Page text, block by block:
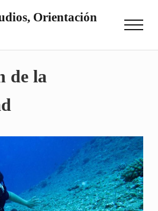
Orientación
Menu
de la